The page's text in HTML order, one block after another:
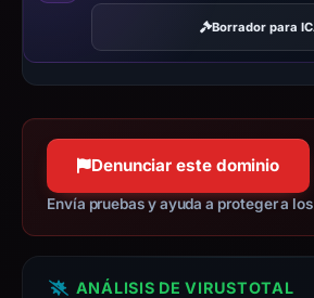
if
the
is
Borrador para
Denunciar este dominio
Envía pruebas y ayuda a proteger a
ANÁLISIS DE VIRUSTOTAL